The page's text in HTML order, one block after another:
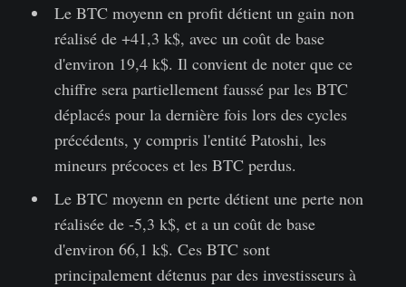
Le BTC moyenn en profit détient un gain non
réalisé de +41,3 k$, avec un coût de base
d'environ 19,4 k$. Il convient de noter que ce
chiffre sera partiellement faussé par les BTC
déplacés pour la dernière fois lors des cycles
précédents, y compris l'entité Patoshi, les
mineurs précoces et les BTC perdus.
Le BTC moyenn en perte détient une perte non
réalisée de -5,3 k$, et a un coût de base
d'environ 66,1 k$. Ces BTC sont
principalement détenus par des investisseurs à